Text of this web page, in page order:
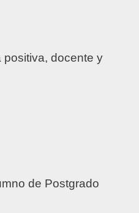
positiva, docente y
de Postgrado